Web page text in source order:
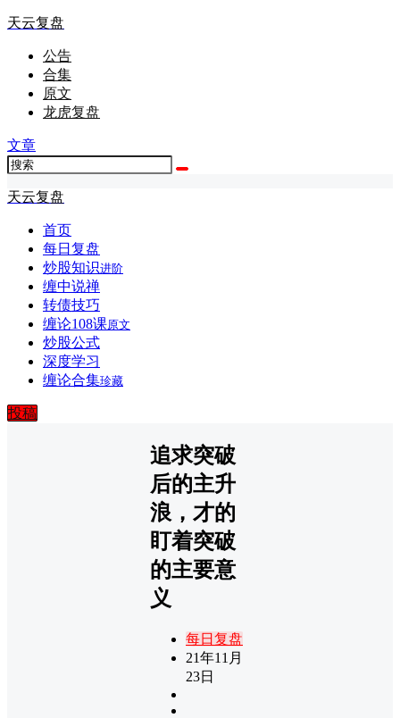
天云复盘
公告
合集
原文
龙虎复盘
文章
天云复盘
首页
每日复盘
炒股知识进阶
缠中说禅
转债技巧
缠论108课原文
炒股公式
深度学习
缠论合集珍藏
投稿
追求突破
后的主升
浪，才的
盯着突破
的主要意
义
每日复盘
21年11月
23日